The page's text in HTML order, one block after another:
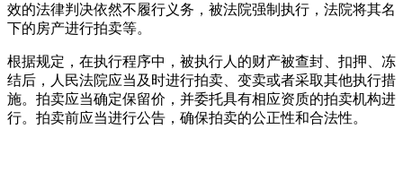
效的法律判决依然不履行义务，被法院强制执行，法院将其名
下的房产进行拍卖等。
根据规定，在执行程序中，被执行人的财产被查封、扣押、冻
结后，人民法院应当及时进行拍卖、变卖或者采取其他执行措
施。拍卖应当确定保留价，并委托具有相应资质的拍卖机构进
行。拍卖前应当进行公告，确保拍卖的公正性和合法性。